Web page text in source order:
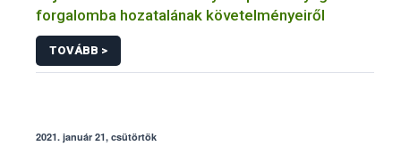
forgalomba hozatalának követelményeiről
TOVÁBB >
2021. január 21, csütörtök